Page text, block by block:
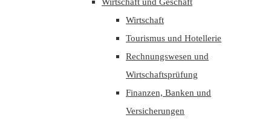
Wirtschaft
Tourismus und Hotellerie
Rechnungswesen und
Wirtschaftsprüfung
Finanzen, Banken und
Versicherungen